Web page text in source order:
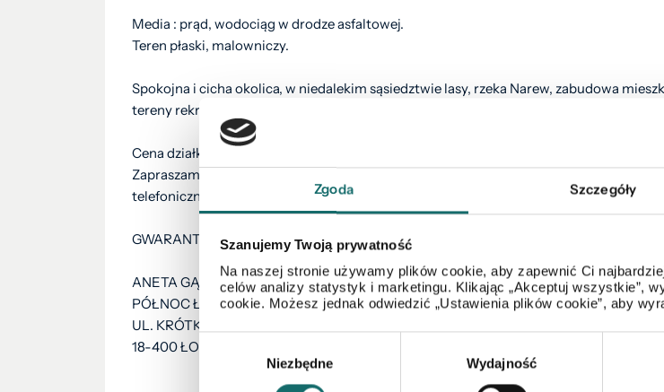
Zgoda Szczegóły
Szanujemy Twoją prywatność
Na naszej stronie używamy plików cookie, aby zapewnić Ci
celów analizy statystyk i marketingu. Klikając „Akceptuj wszystkie”,
cookie. Możesz jednak odwiedzić „Ustawienia plików cookie”, aby
Niezbędne Wydajność
Media : prąd, wodociąg w drodze asfaltowej.
Teren płaski, malowniczy.
Spokojna i cicha okolica, w niedalekim sąsiedztwie lasy, rzeka Narew, zabudowa
tereny rekreacyjne.
Cena działki 75 000 złotych za działkę !!!!
Zapraszam na prezentację nieruchomości !!! Więcej szczegółowych informacji chętnie
telefonicznie.
GWARANTUJĘ PAŃSTWU BEZPIECZNĄ TRANSAKCJĘ !!!
ANETA GĄSKA
PÓŁNOC Łomża
UL. KRÓTKA 2,
18-400 ŁOMŻA